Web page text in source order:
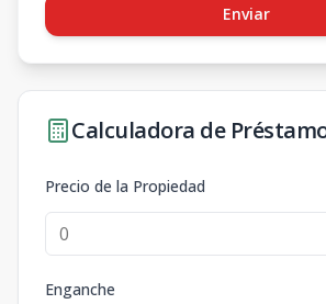
Enviar
Calculadora de
Precio de la Propiedad
Enganche